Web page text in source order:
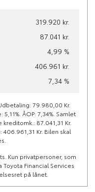
Grøn ejerafgift (årlig)
920 kr.
319.920 kr.
87.041 kr.
4,99 %
406.961 kr.
7,34 %
79.980,00 Kr.
ÅOP: 7,34%. Samlet
87.041,31 Kr.
Kr. Bilen skal
Kun privatpersoner, som
Financial Services
på lånet.